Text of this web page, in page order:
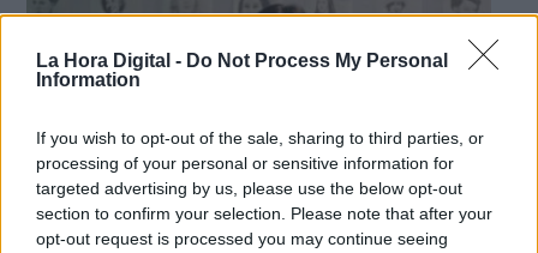
La Hora Digital - Do Not Process My Personal
Information
If you wish to opt-out of the sale, sharing to third parties, or
processing of your personal or sensitive information for
targeted advertising by us, please use the below opt-out
section to confirm your selection. Please note that after your
opt-out request is processed you may continue seeing